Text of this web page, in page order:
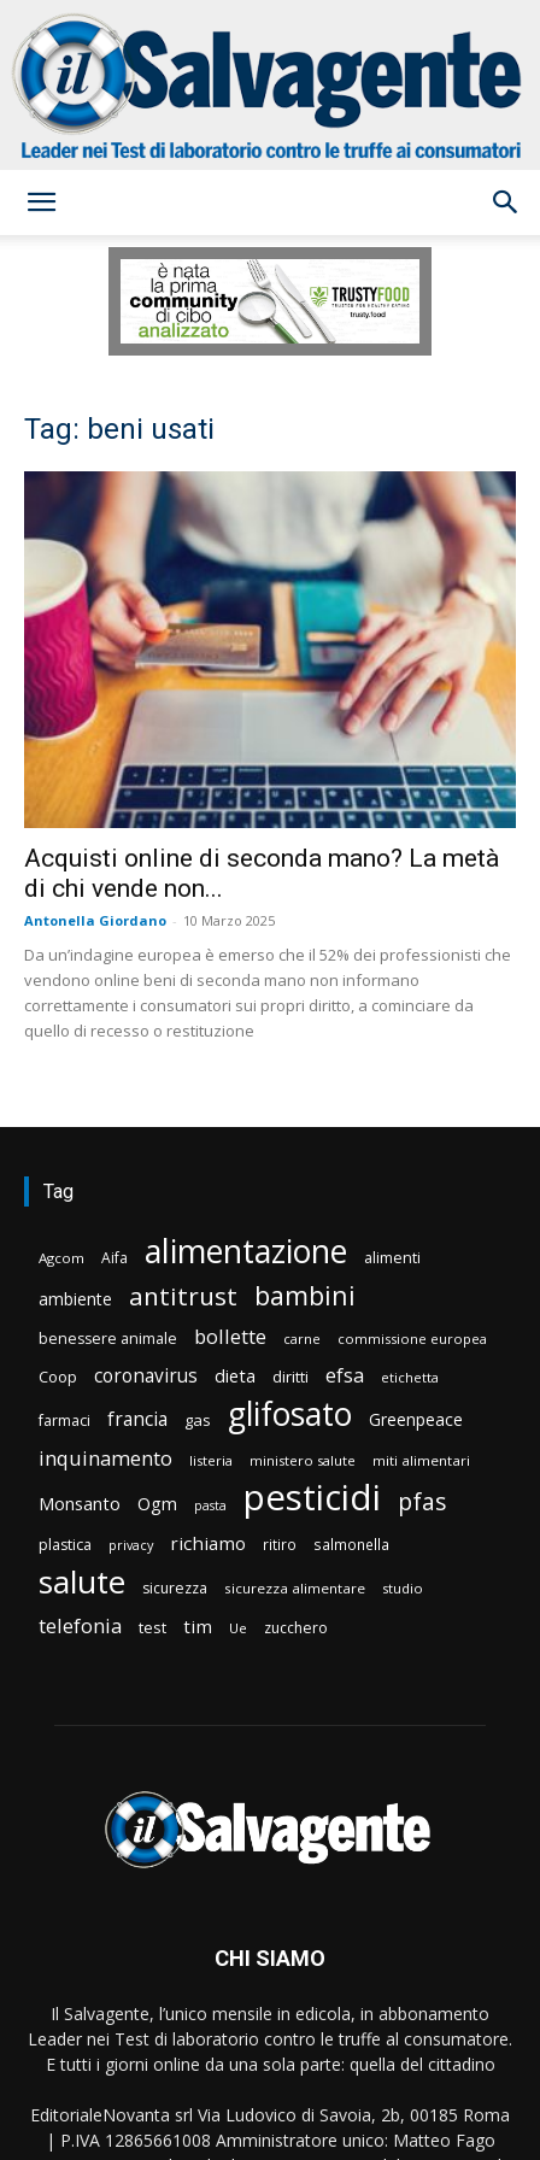
Salvagente
Tag: beni usati
Acquisti online di seconda mano? La metà
di chi vende non...
Antonella Giordano - 10 Marzo 2025
Da un’indagine europea è emerso che il 52% dei professionisti che
vendono online beni di seconda mano non informano
correttamente i consumatori sui propri diritto, a cominciare da
quello di recesso o restituzione
Tag
Agcom Aifa alimentazione alimenti
ambiente antitrust bambini
benessere animale bollette carne commissione europea
Coop coronavirus dieta diritti efsa etichetta
farmaci francia gas glifosato Greenpeace
inquinamento listeria ministero salute miti alimentari
Monsanto Ogm pasta pesticidi pfas
plastica privacy richiamo ritiro salmonella
salute sicurezza sicurezza alimentare studio
telefonia test tim Ue zucchero
CHI SIAMO
Il Salvagente, l’unico mensile in edicola, in abbonamento
Leader nei Test di laboratorio contro le truffe al consumatore.
E tutti i giorni online da una sola parte: quella del cittadino
EditorialeNovanta srl Via Ludovico di Savoia, 2b, 00185 Roma
| P.IVA 12865661008 Amministratore unico: Matteo Fago